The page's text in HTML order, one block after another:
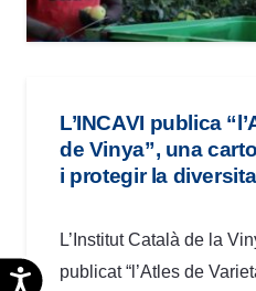
Accesibilidad
L’INCAVI publica
de Vinya”, una
i protegir la
L’Institut Català de la
publicat “l’Atles de